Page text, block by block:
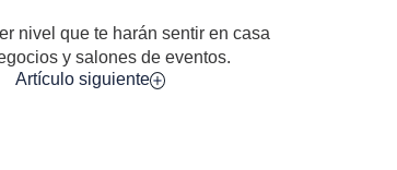
nivel que te harán sentir en casa
y salones de eventos.
Artículo siguiente